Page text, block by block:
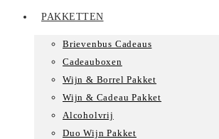
PAKKETTEN
Brievenbus Cadeaus
Cadeauboxen
Wijn & Borrel Pakket
Wijn & Cadeau Pakket
Alcoholvrij
Duo Wijn Pakket